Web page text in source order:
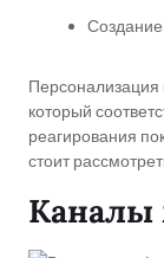
Создание
Персонализация
который
реагирования
стоит
Каналы